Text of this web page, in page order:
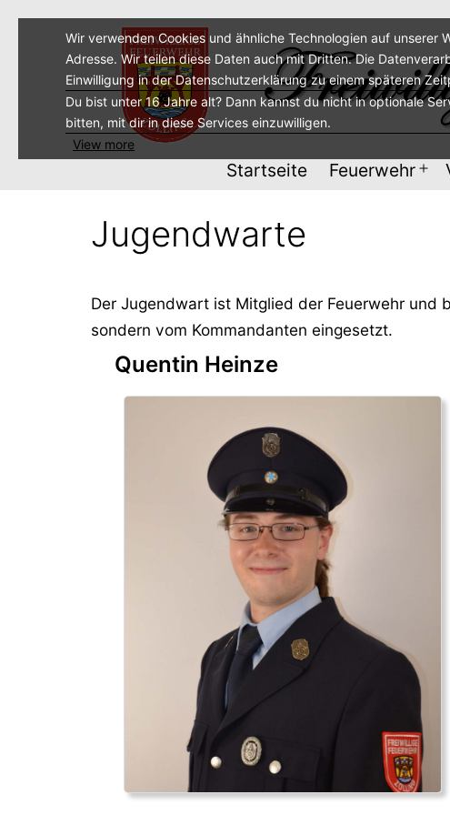
Startseite Feuerwehr
Jugendwarte
Der Jugendwart ist Mitglied der Feuerwehr
sondern vom Kommandanten eingesetzt.
Quentin Heinze
Wir verwenden Cookies und ähnliche Technologien auf
Adresse. Wir teilen diese Daten auch mit Dritten. Die
Einwilligung in der Datenschutzerklärung zu einem späteren
Du bist unter 16 Jahre alt? Dann kannst du nicht in optionale
bitten, mit dir in diese Services einzuwilligen.
View more